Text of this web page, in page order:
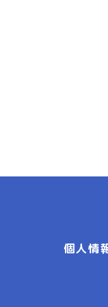
個人情